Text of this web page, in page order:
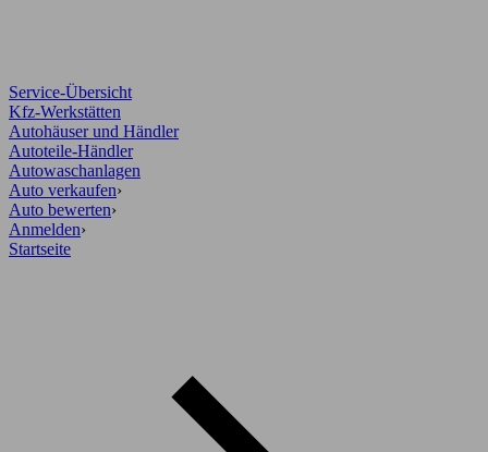
Service-Übersicht
Kfz-Werkstätten
Autohäuser und Händler
Autoteile-Händler
Autowaschanlagen
Auto verkaufen›
Auto bewerten›
Anmelden›
Startseite